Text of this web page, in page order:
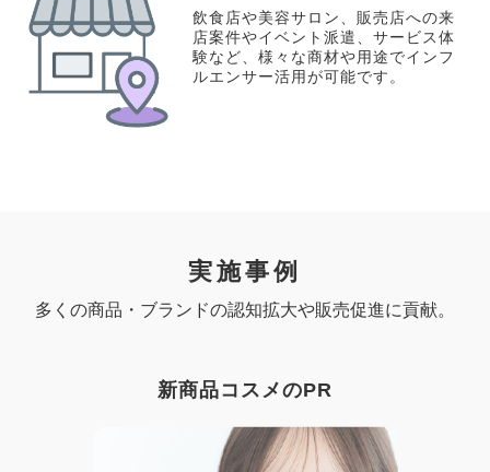
飲食店や美容サロン、販売店への来
店案件やイベント派遣、サービス体
験など、様々な商材や用途でインフ
ルエンサー活用が可能です。
実施事例
多くの商品・ブランドの認知拡大や販売促進に貢献。
新商品コスメのPR